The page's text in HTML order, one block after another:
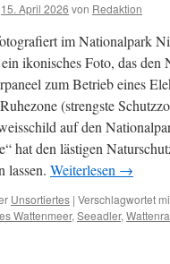
15. April 2026 von Redaktion
im Nationalpark
ikonisches Foto, das den
zum Betrieb eines
(strengste
auf den
hat den lästigen
lassen. Weiterlesen →
Unsortiertes | Verschlagwortet
Wattenmeer, Seeadler,